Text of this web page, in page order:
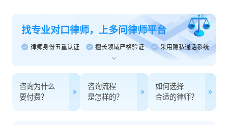
找专业对口律师，上多问律师平台
律师身份五重认证 擅长领域严格验证 采用隐私通话系统
咨询为什么
要付费？
咨询流程
是怎样的？
如何选择
合适的律师？